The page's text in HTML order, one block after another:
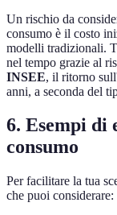
Un rischio da
consumo è il costo
modelli tradizionali.
nel tempo grazie al
INSEE, il ritorno
anni, a seconda del
6. Esempi di
consumo
Per facilitare la tua
che puoi considerare: